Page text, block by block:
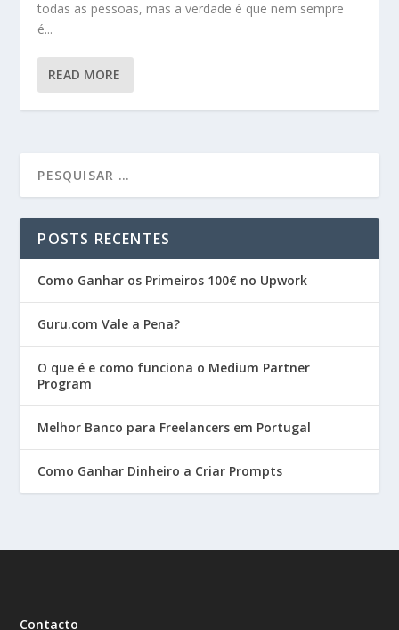
todas as pessoas, mas a verdade é que nem sempre
é...
READ MORE
POSTS RECENTES
Como Ganhar os Primeiros 100€ no Upwork
Guru.com Vale a Pena?
O que é e como funciona o Medium Partner
Program
Melhor Banco para Freelancers em Portugal
Como Ganhar Dinheiro a Criar Prompts
Contacto